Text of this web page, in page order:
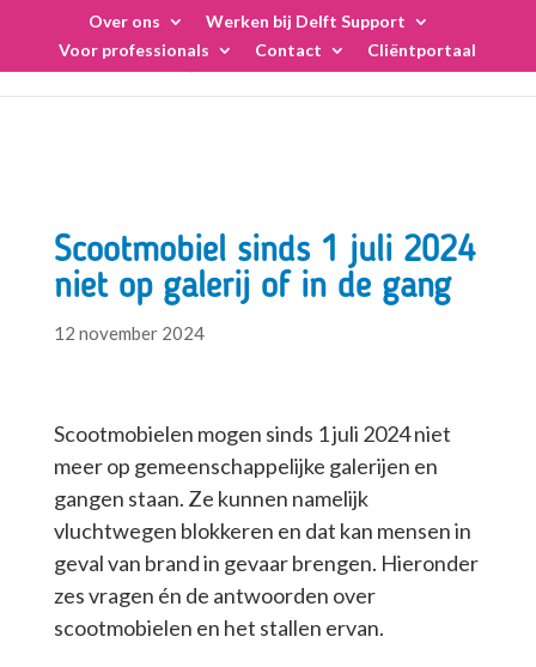
content
Over ons
Werken bij Delft Support
Voor professionals
Contact Cliëntportaal
Scootmobiel sinds 1 juli 2024
niet op galerij of in de gang
12 november 2024
Scootmobielen mogen sinds 1 juli 2024 niet
meer op gemeenschappelijke galerijen en
gangen staan. Ze kunnen namelijk
vluchtwegen blokkeren en dat kan mensen in
geval van brand in gevaar brengen. Hieronder
zes vragen én de antwoorden over
scootmobielen en het stallen ervan.